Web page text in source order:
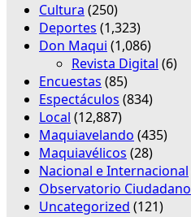
Cultura (250)
Deportes (1,323)
Don Maqui (1,086)
Revista Digital (6)
Encuestas (85)
Espectáculos (834)
Local (12,887)
Maquiavelando (435)
Maquiavélicos (28)
Nacional e Internacional
Observatorio Ciudadano
Uncategorized (121)